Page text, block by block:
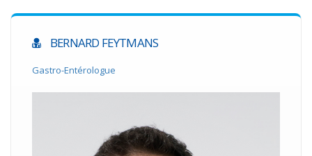
BERNARD FEYTMANS
Gastro-Entérologue